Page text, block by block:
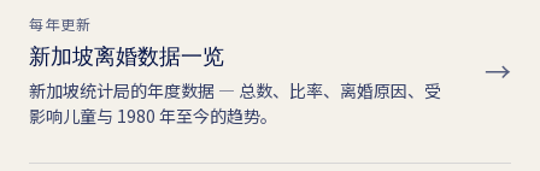
每年更新
新加坡离婚数据一览
新加坡统计局的年度数据 — 总数、比率、离婚原因、受
影响儿童与 1980 年至今的趋势。
→